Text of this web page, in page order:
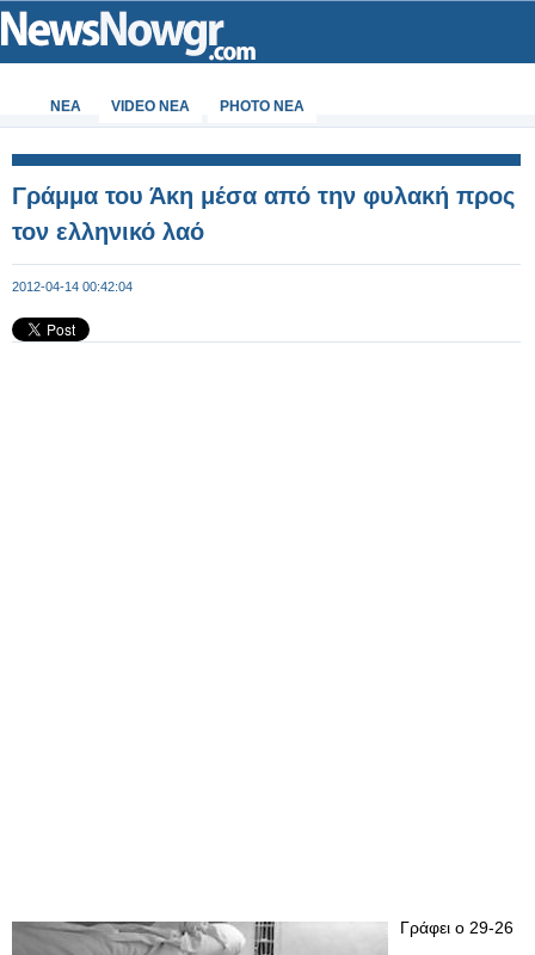
ΝΕΑ VIDEO NEA PHOTO NEA
Γράμμα του Άκη μέσα από την φυλακή προς
τον ελληνικό λαό
2012-04-14 00:42:04
Γράφει ο 29-26